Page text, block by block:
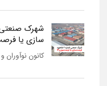
سازی یا
کانون نوآوران